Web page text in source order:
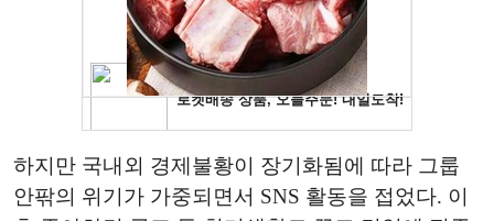
하지만 국내외 경제불황이 장기화됨에 따라 그룹
안팎의 위기가 가중되면서 SNS 활동을 접었다. 이